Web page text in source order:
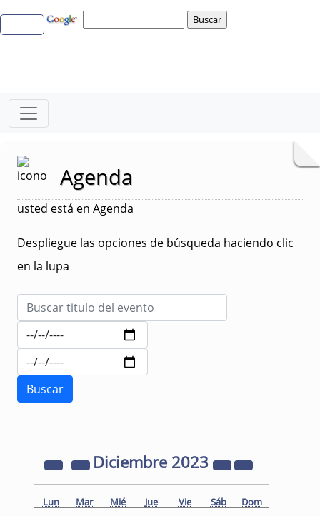
Agenda
usted está en Agenda
Despliegue las opciones de búsqueda haciendo clic
en la lupa
Diciembre 2023
Lun Mar Mié Jue Vie Sáb Dom